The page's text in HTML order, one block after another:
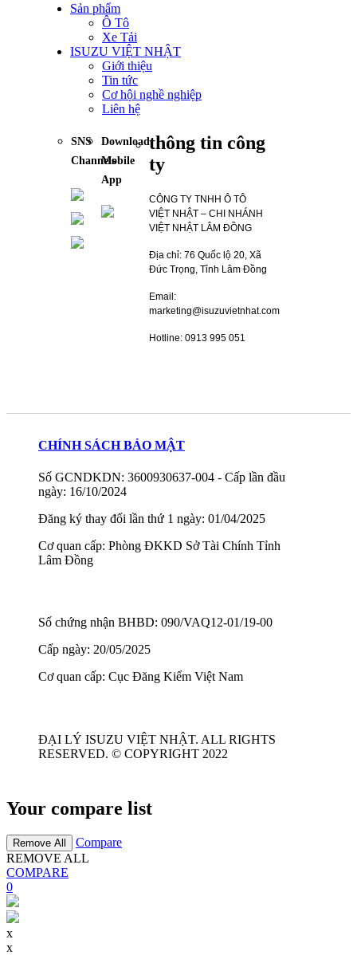
Sản phẩm
Ô Tô
Xe Tải
ISUZU VIỆT NHẬT
Giới thiệu
Tin tức
Cơ hội nghề nghiệp
Liên hệ
SNS
Channels
Download
Mobile
App
thông tin công
ty
CÔNG TY TNHH Ô TÔ
VIỆT NHẬT – CHI NHÁNH
VIỆT NHẬT LÂM ĐỒNG
Địa chỉ: 76 Quốc lộ 20, Xã
Đức Trọng, Tỉnh Lâm Đồng
Email:
marketing@isuzuvietnhat.com
Hotline: 0913 995 051
CHÍNH SÁCH BẢO MẬT
Số GCNDKDN: 3600930637-004 - Cấp lần đầu
ngày: 16/10/2024
Đăng ký thay đổi lần thứ 1 ngày: 01/04/2025
Cơ quan cấp: Phòng ĐKKD Sở Tài Chính Tỉnh
Lâm Đồng
Số chứng nhận BHBD: 090/VAQ12-01/19-00
Cấp ngày: 20/05/2025
Cơ quan cấp: Cục Đăng Kiểm Việt Nam
ĐẠI LÝ ISUZU VIỆT NHẬT. ALL RIGHTS
RESERVED. © COPYRIGHT 2022
Your compare list
Remove All
Compare
REMOVE ALL
COMPARE
0
x
x